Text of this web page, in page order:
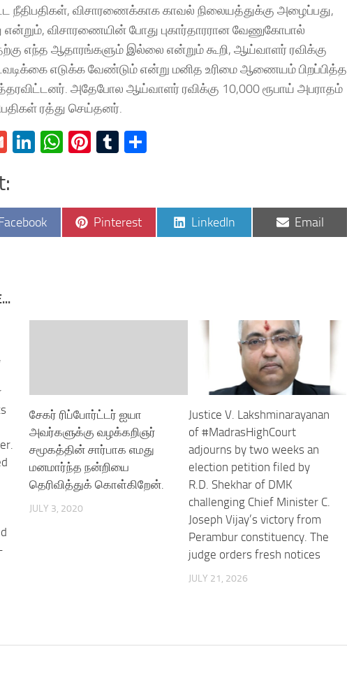
நீதிபதிகள், விசாரணைக்காக காவல் நிலையத்துக்கு அழைப்பது,
என்றும், விசாரணையின் போது புகார்தாரரான வேணுகோபால்
எந்த ஆதாரங்களும் இல்லை என்றும் கூறி, ஆய்வாளர் ரவிக்கு
எடுக்க வேண்டும் என்று மனித உரிமை ஆணையம் பிறப்பித்த
அதேபோல ஆய்வாளர் ரவிக்கு 10,000 ரூபாய் அபராதம்
ரத்து செய்தனர்.
GmailLinkedIn
WhatsApp
Pinterest
Tumblr
Share
on
Pinterest
Share
on
LinkedIn
Share
on
Email
சேகர் ரிப்போர்ட்டர் ஐயா
அவர்களுக்கு வழக்கறிஞர்
சமூகத்தின் சார்பாக எமது
மனமார்ந்த நன்றியை
தெரிவித்துக் கொள்கிறேன்.
JULY 3, 2020
Justice V. Lakshminarayanan
of #MadrasHighCourt
adjourns by two weeks an
election petition filed by
R.D. Shekhar of DMK
challenging Chief Minister C.
Joseph Vijay’s victory from
Perambur constituency. The
judge orders fresh notices
JULY 21, 2026